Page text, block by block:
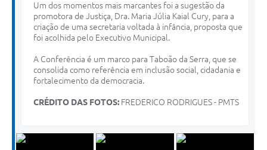
Um dos momentos mais marcantes foi a sugestão da
promotora de Justiça, Dra. Maria Júlia Kaial Cury, para a
criação de uma secretaria voltada à infância, proposta que
foi acolhida pelo Executivo Municipal.
A Conferência é um marco para Taboão da Serra, que se
consolida como referência em inclusão social, cidadania e
fortalecimento da democracia.
CRÉDITO DAS FOTOS: FREDERICO RODRIGUES - PMTS